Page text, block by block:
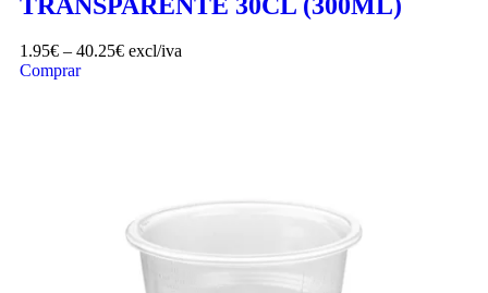
1.95€ – 40.25€ excl/iva
Comprar